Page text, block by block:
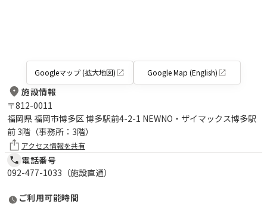
Googleマップ (拡大地図) Google Map (English)
施設情報
〒812-0011
福岡県 福岡市博多区 博多駅前4-2-1 NEWNO・ザイマックス博多駅
前 3階（事務所：3階）
アクセス情報を共有
電話番号
092-477-1033（施設直通）
ご利用可能時間